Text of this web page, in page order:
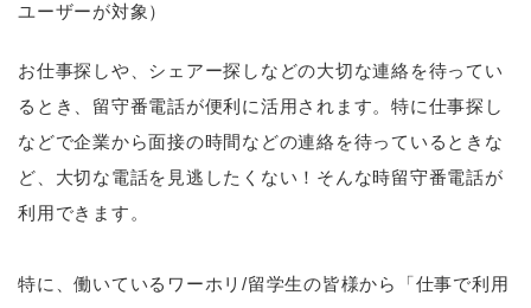
ユーザーが対象）
お仕事探しや、シェアー探しなどの大切な連絡を待ってい
るとき、留守番電話が便利に活用されます。特に仕事探し
などで企業から面接の時間などの連絡を待っているときな
ど、大切な電話を見逃したくない！そんな時留守番電話が
利用できます。
特に、働いているワーホリ/留学生の皆様から「仕事で利用